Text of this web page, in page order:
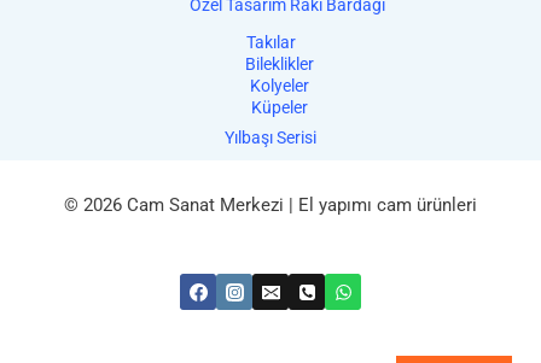
Özel Tasarım Rakı Bardağı
Takılar
Bileklikler
Kolyeler
Küpeler
Yılbaşı Serisi
© 2026 Cam Sanat Merkezi | El yapımı cam ürünleri